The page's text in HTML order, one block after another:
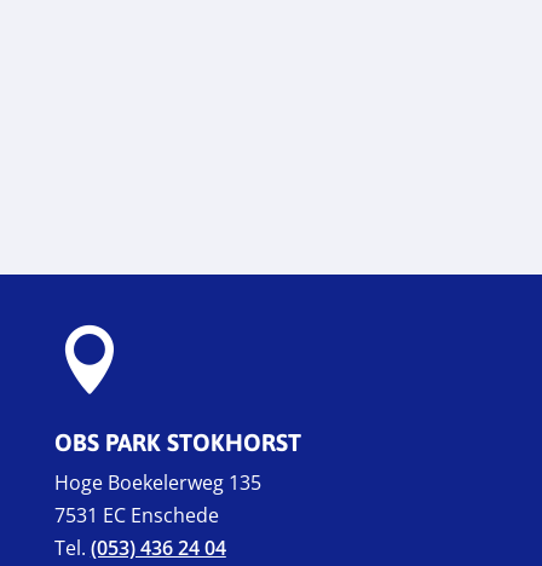

OBS PARK STOKHORST
Hoge Boekelerweg 135
7531 EC Enschede
Tel. (053) 436 24 04